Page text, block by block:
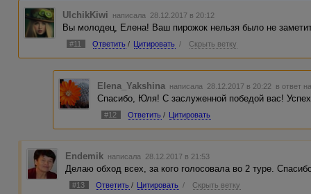
UlchikKiwi написала 28.12.2017 в 20:12
Вы молодец, Елена! Ваш пирожок нельзя было не
#11 Ответить / Цитировать / Скрыть ветку
Elena_Yakshina написала 28.12.2017 в 20:22 в ответ
Спасибо, Юля! С заслуженной победой вас!
#12 Ответить / Цитировать
Endemik написала 28.12.2017 в 21:53
Делаю обход всех, за кого голосовала во 2 туре.
#13 Ответить / Цитировать / Скрыть ветку